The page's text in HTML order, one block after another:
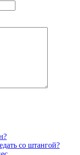
со штангой?